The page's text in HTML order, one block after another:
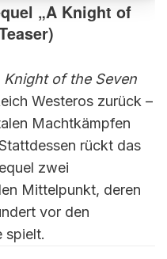
„A Knight of
Knight of the Seven
Westeros zurück –
Machtkämpfen
rückt das
zwei
Mittelpunkt, deren
vor den
spielt.